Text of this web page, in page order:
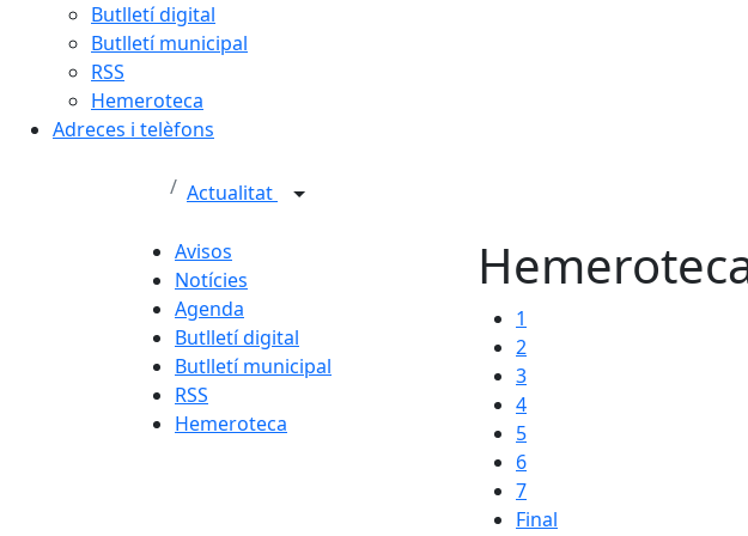
Butlletí digital
Butlletí municipal
RSS
Hemeroteca
Adreces i telèfons
Actualitat
Avisos
Notícies
Agenda
Butlletí digital
Butlletí municipal
RSS
Hemeroteca
1
2
3
4
5
6
7
Final